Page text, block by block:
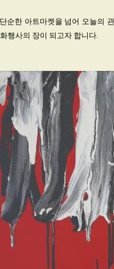
순한 아트마켓을 넘어 오늘의
행사의 장이 되고자 합니다.